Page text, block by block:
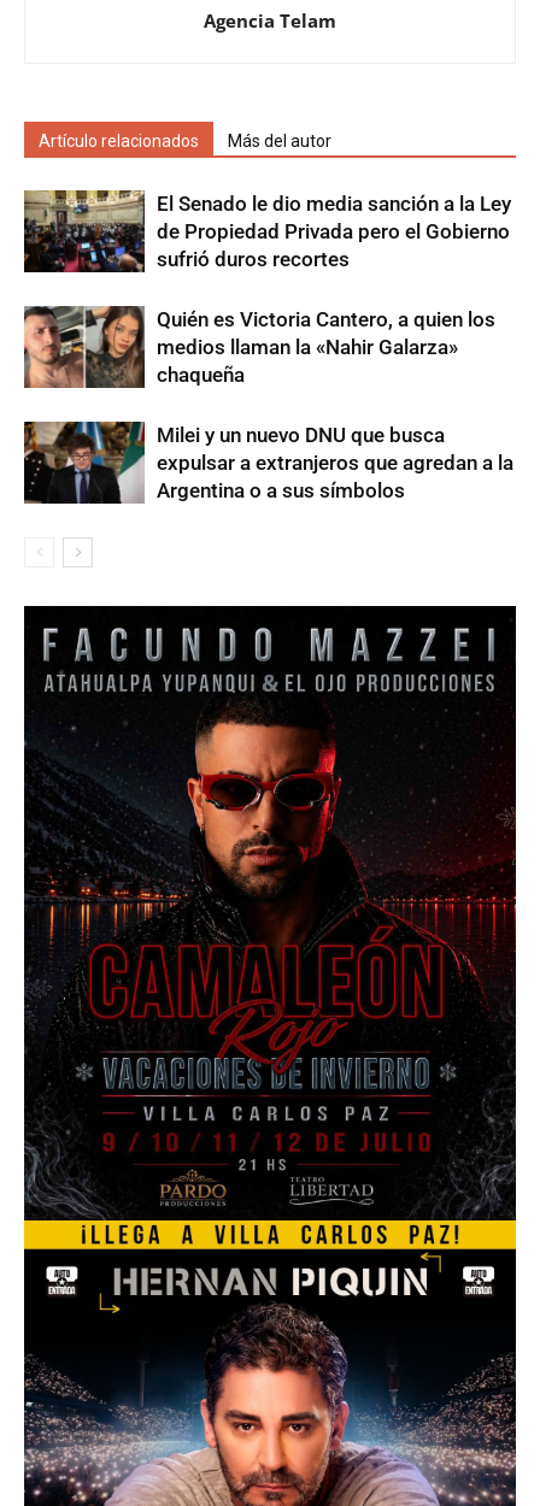
Agencia Telam
Artículo relacionados Más del autor
El Senado le dio media sanción a la Ley
de Propiedad Privada pero el Gobierno
sufrió duros recortes
Quién es Victoria Cantero, a quien los
medios llaman la «Nahir Galarza»
chaqueña
Milei y un nuevo DNU que busca
expulsar a extranjeros que agredan a la
Argentina o a sus símbolos